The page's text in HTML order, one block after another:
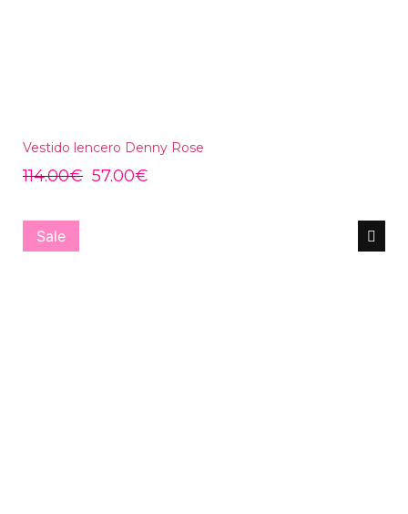
Vestido lencero Denny Rose
114.00€ 57.00€
Sale